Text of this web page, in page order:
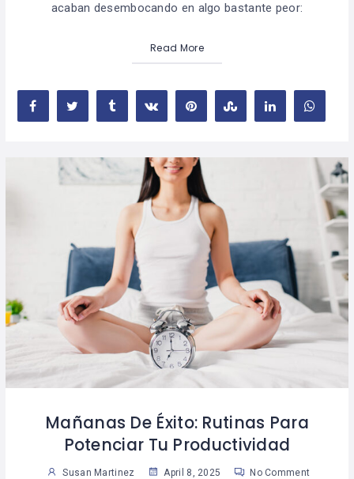
acaban desembocando en algo bastante peor:
Read More
Mañanas De Éxito: Rutinas Para
Potenciar Tu Productividad
Susan Martinez April 8, 2025 No Comment